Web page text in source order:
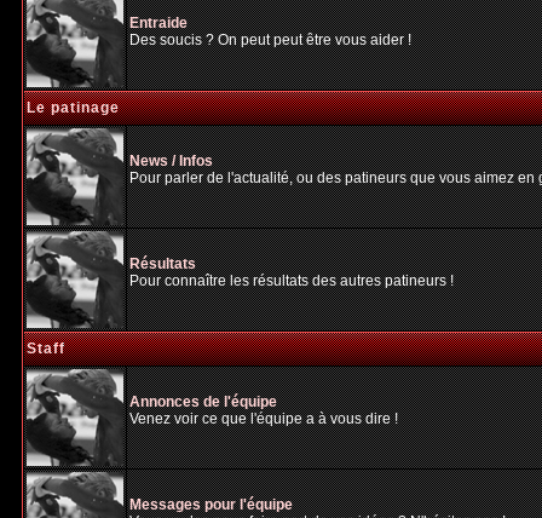
Entraide
Des soucis ? On peut peut être vous aider !
Le patinage
News / Infos
Pour parler de l'actualité, ou des patineurs que vous aimez
Résultats
Pour connaître les résultats des autres patineurs !
Staff
Annonces de l'équipe
Venez voir ce que l'équipe a à vous dire !
Messages pour l'équipe